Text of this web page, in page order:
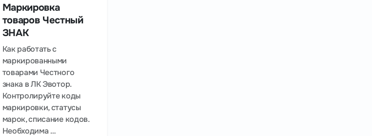
Маркировка
товаров Честный
ЗНАК
Как работать с
маркированными
товарами Честного
знака в ЛК Эвотор.
Контролируйте коды
маркировки, статусы
марок, списание кодов.
Необходима …